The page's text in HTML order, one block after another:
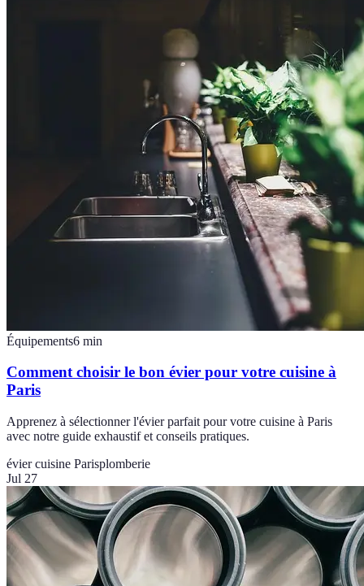
Équipements6 min
Comment choisir le bon évier pour votre cuisine à
Paris
Apprenez à sélectionner l'évier parfait pour votre cuisine à Paris
avec notre guide exhaustif et conseils pratiques.
évier cuisine Parisplomberie
Jul 27